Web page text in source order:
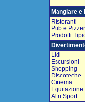
Mangiare e
Ristoranti
Pub e
Prodotti
Lidi
Escursioni
Shopping
Discoteche
Cinema
Equitazione
Altri Sport